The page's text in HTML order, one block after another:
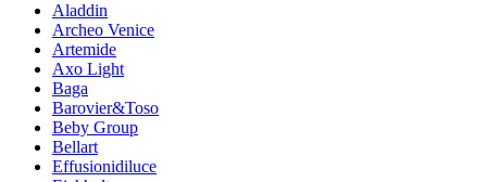
Aladdin
Archeo Venice
Artemide
Axo Light
Baga
Barovier&Toso
Beby Group
Bellart
Effusionidiluce